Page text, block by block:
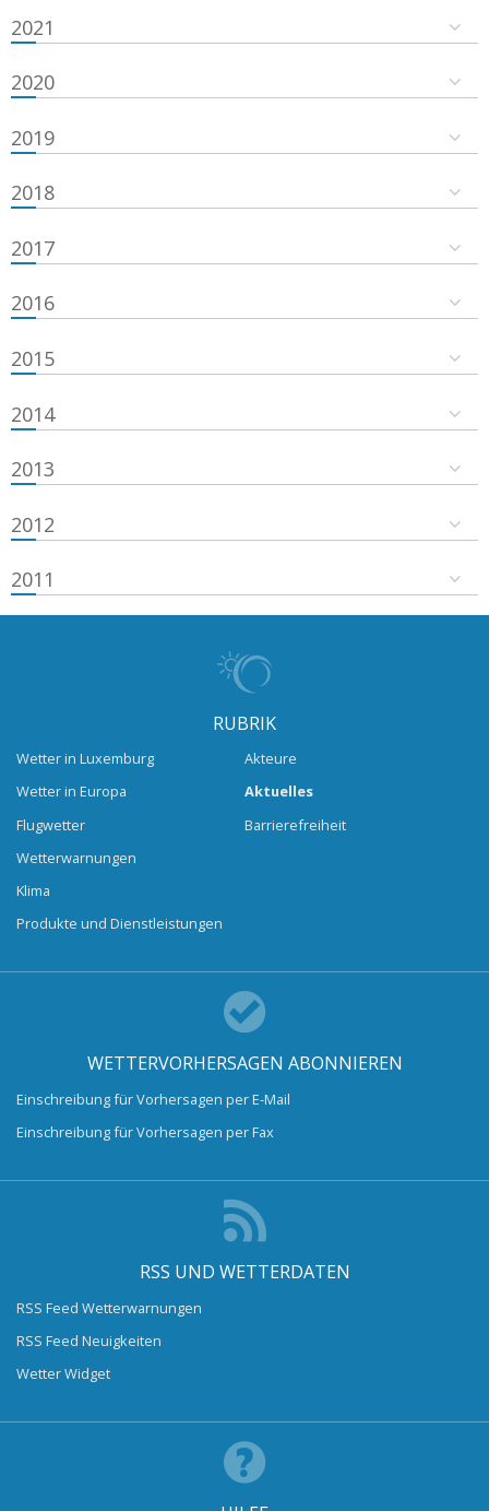
2021
2020
2019
2018
2017
2016
2015
2014
2013
2012
2011
RUBRIK
Wetter in Luxemburg
Wetter in Europa
Flugwetter
Wetterwarnungen
Klima
Produkte und Dienstleistungen
Akteure
Aktuelles
Barrierefreiheit
WETTERVORHERSAGEN ABONNIEREN
Einschreibung für Vorhersagen per E-Mail
Einschreibung für Vorhersagen per Fax
RSS UND WETTERDATEN
RSS Feed Wetterwarnungen
RSS Feed Neuigkeiten
Wetter Widget